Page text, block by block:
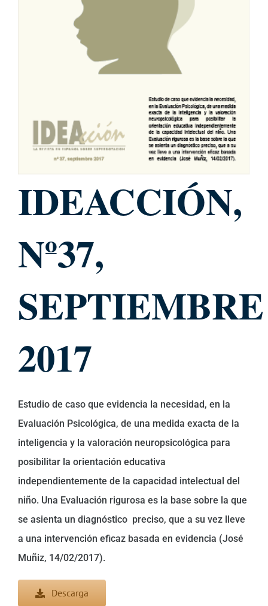
IDEACCIÓN,
Nº37,
SEPTIEMBRE
2017
Estudio de caso que evidencia la necesidad, en la
Evaluación Psicológica, de una medida exacta de la
inteligencia y la valoración neuropsicológica para
posibilitar la orientación educativa
independientemente de la capacidad intelectual del
niño. Una Evaluación rigurosa es la base sobre la que
se asienta un diagnóstico preciso, que a su vez lleve
a una intervención eficaz basada en evidencia (José
Muñiz, 14/02/2017).
Descarga